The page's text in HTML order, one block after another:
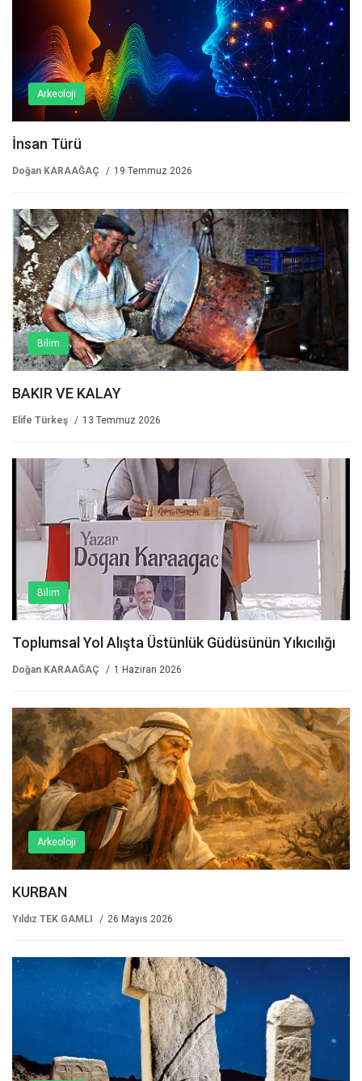
Arkeoloji
İnsan Türü
Doğan KARAAĞAÇ 19 Temmuz 2026
Bilim
BAKIR VE KALAY
Elife Türkeş 13 Temmuz 2026
Bilim
Toplumsal Yol Alışta Üstünlük Güdüsünün Yıkıcılığı
Doğan KARAAĞAÇ 1 Haziran 2026
Arkeoloji
KURBAN
Yıldız TEK GAMLI 26 Mayıs 2026